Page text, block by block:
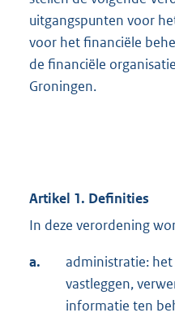
uitgangspunten voor
voor het financiële
de financiële
Groningen.
Artikel 1. Definities
In deze verordening
a.
administratie: het
vastleggen,
informatie ten